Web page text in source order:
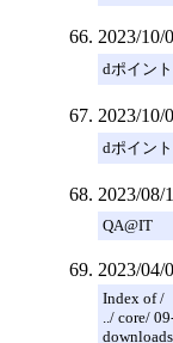
2023/10/
dポイント
2023/10/
dポイント
2023/08/
QA@IT
2023/04/
Index of /
../ core/